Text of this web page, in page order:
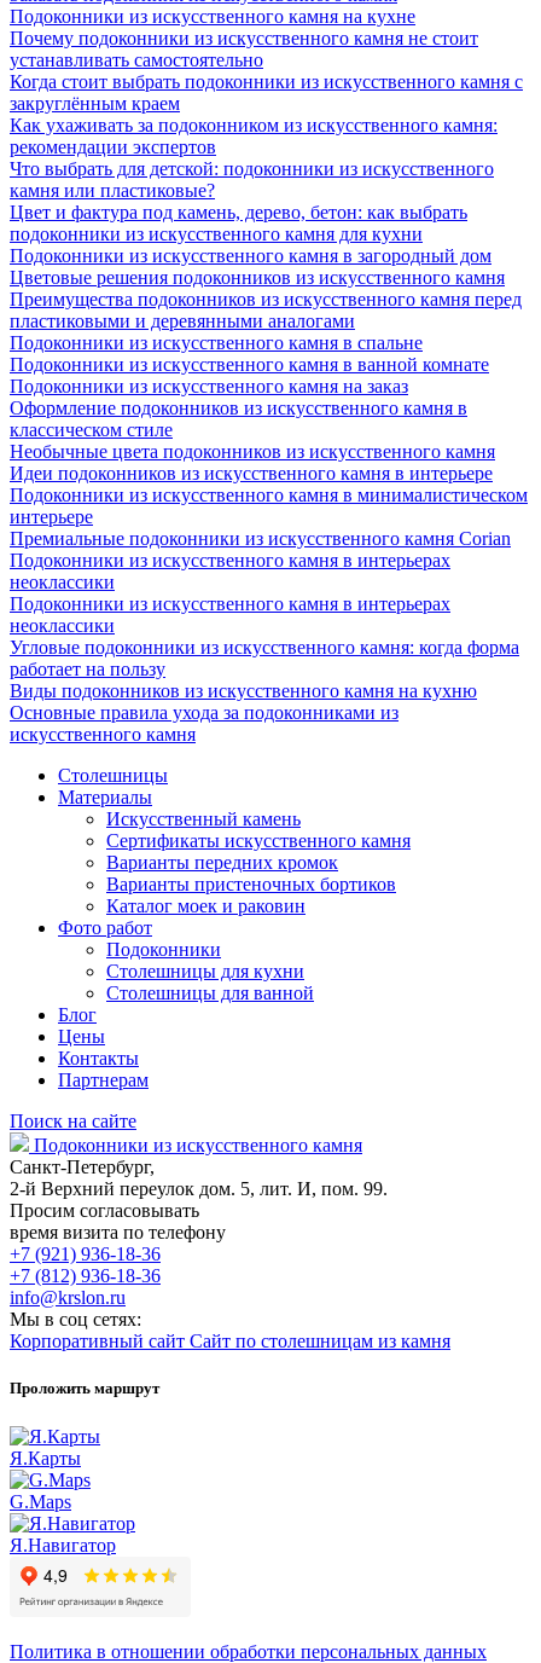
Подоконники из искусственного камня на кухне
Почему подоконники из искусственного камня не стоит
устанавливать самостоятельно
Когда стоит выбрать подоконники из искусственного камня с
закруглённым краем
Как ухаживать за подоконником из искусственного камня:
рекомендации экспертов
Что выбрать для детской: подоконники из искусственного
камня или пластиковые?
Цвет и фактура под камень, дерево, бетон: как выбрать
подоконники из искусственного камня для кухни
Подоконники из искусственного камня в загородный дом
Цветовые решения подоконников из искусственного камня
Преимущества подоконников из искусственного камня перед
пластиковыми и деревянными аналогами
Подоконники из искусственного камня в спальне
Подоконники из искусственного камня в ванной комнате
Подоконники из искусственного камня на заказ
Оформление подоконников из искусственного камня в
классическом стиле
Необычные цвета подоконников из искусственного камня
Идеи подоконников из искусственного камня в интерьере
Подоконники из искусственного камня в минималистическом
интерьере
Премиальные подоконники из искусственного камня Corian
Подоконники из искусственного камня в интерьерах
неоклассики
Подоконники из искусственного камня в интерьерах
неоклассики
Угловые подоконники из искусственного камня: когда форма
работает на пользу
Виды подоконников из искусственного камня на кухню
Основные правила ухода за подоконниками из
искусственного камня
Столешницы
Материалы
Искусственный камень
Сертификаты искусственного камня
Варианты передних кромок
Варианты пристеночных бортиков
Каталог моек и раковин
Фото работ
Подоконники
Столешницы для кухни
Столешницы для ванной
Блог
Цены
Контакты
Партнерам
Поиск на сайте
Подоконники из искусственного камня
Санкт-Петербург,
2-й Верхний переулок дом. 5, лит. И, пом. 99.
Просим согласовывать
время визита по телефону
+7 (921) 936-18-36
+7 (812) 936-18-36
info@krslon.ru
Мы в соц сетях:
Корпоративный сайт Сайт по столешницам из камня
Проложить маршрут
Я.Карты
G.Maps
Я.Навигатор
Политика в отношении обработки персональных данных